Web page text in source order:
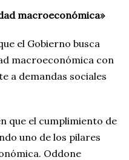
macroeconómica»
el Gobierno busca
macroeconómica con
a demandas sociales
que el cumplimiento de
uno de los pilares
Oddone